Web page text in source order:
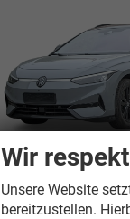
Wir
Unsere Website
bereitzustellen.